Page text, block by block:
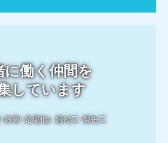
に働く仲間を
しています
鉄骨･足場他）鍛冶工･製缶工